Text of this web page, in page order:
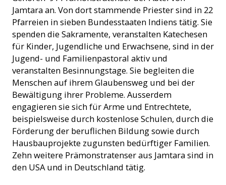
Jamtara an. Von dort stammende Priester sind in 22
Pfarreien in sieben Bundesstaaten Indiens tätig. Sie
spenden die Sakramente, veranstalten Katechesen
für Kinder, Jugendliche und Erwachsene, sind in der
Jugend- und Familienpastoral aktiv und
veranstalten Besinnungstage. Sie begleiten die
Menschen auf ihrem Glaubensweg und bei der
Bewältigung ihrer Probleme. Ausserdem
engagieren sie sich für Arme und Entrechtete,
beispielsweise durch kostenlose Schulen, durch die
Förderung der beruflichen Bildung sowie durch
Hausbauprojekte zugunsten bedürftiger Familien.
Zehn weitere Prämonstratenser aus Jamtara sind in
den USA und in Deutschland tätig.